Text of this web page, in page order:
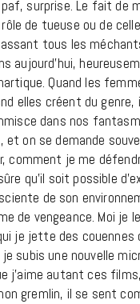
surprise. Le fait de
de tueuse ou de
tous les
aujourd’hui,
Quand les
elles créent du
dans nos
on se demande
comment je me
qu’il soit possible
de son
de vengeance. Moi je
je jette des couennes
subis une nouvelle
j’aime autant ces
gremlin, il se sent